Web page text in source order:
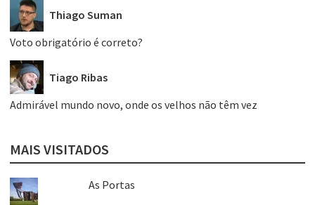
Thiago Suman
Voto obrigatório é correto?
Tiago Ribas
Admirável mundo novo, onde os velhos não têm vez
MAIS VISITADOS
As Portas